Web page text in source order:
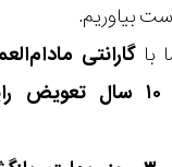
بیاوریم.
با